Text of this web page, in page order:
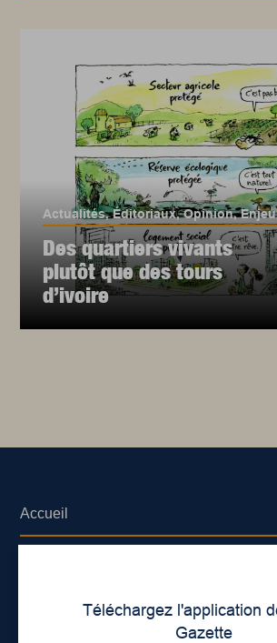
Actualités,Éditoriaux,Opinion,
Des quartiers vivants
plutôt que des tours
d’ivoire
Téléchargez l'application
Gazette
Accueil
Déontologie et confidentialité